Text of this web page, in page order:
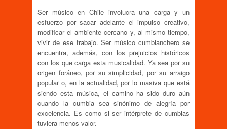
Ser músico en Chile involucra una carga y un
esfuerzo por sacar adelante el impulso creativo,
modificar el ambiente cercano y, al mismo tiempo,
vivir de ese trabajo. Ser músico cumbianchero se
encuentra, además, con los prejuicios históricos
con los que carga esta musicalidad. Ya sea por su
origen foráneo, por su simplicidad, por su arraigo
popular o, en la actualidad, por lo masiva que está
siendo esta música, el camino ha sido duro aún
cuando la cumbia sea sinónimo de alegría por
excelencia. Es como si ser intérprete de cumbias
tuviera menos valor.